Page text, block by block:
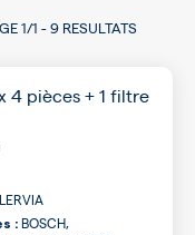
1/1 -9 RESULTATS
4 pièces + 1 filtre
: BOSCH,